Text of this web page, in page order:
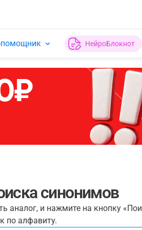
НейроБлокнот
синонимов
аналог, и нажмите на кнопку
по алфавиту.